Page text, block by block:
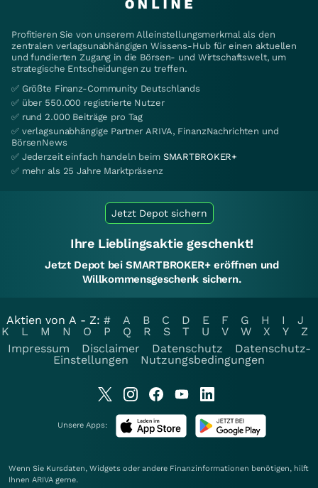
Profitieren Sie von unserem Alleinstellungsmerkmal als den
zentralen verlagsunabhängigen Wissens-Hub für einen aktuellen
und fundierten Zugang in die Börsen- und Wirtschaftswelt, um
strategische Entscheidungen zu treffen.
✅ Größte Finanz-Community Deutschlands
✅ über 550.000 registrierte Nutzer
✅ rund 2.000 Beiträge pro Tag
✅ verlagsunabhängige Partner ARIVA, FinanzNachrichten und
BörsenNews
✅ Jederzeit einfach handeln beim SMARTBROKER+
✅ mehr als 25 Jahre Marktpräsenz
Jetzt Depot sichern
Ihre Lieblingsaktie geschenkt!
Jetzt Depot bei SMARTBROKER+ eröffnen und
Willkommensgeschenk sichern.
Aktien von A - Z: # A B C D E F G H I
J
K
L M N O P Q R S T U V W X Y
Z
Impressum
Disclaimer Datenschutz
Datenschutz-
Einstellungen
Nutzungsbedingungen
Unsere Apps:
Wenn Sie Kursdaten, Widgets oder andere Finanzinformationen benötigen, hilft
Ihnen ARIVA gerne.